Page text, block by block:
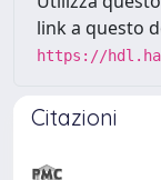
link a questo
https://
Citazioni